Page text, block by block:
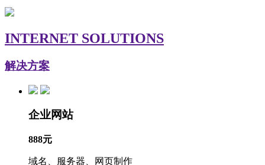
INTERNET SOLUTIONS
解决方案
企业网站
888元
域名、服务器、网页制作